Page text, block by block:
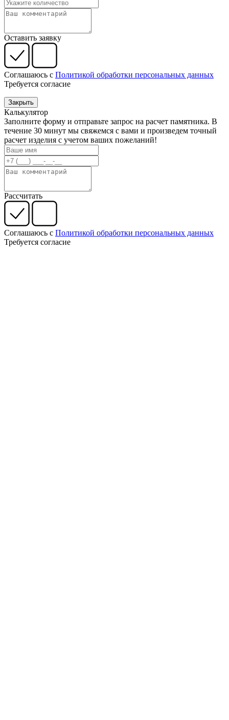
Оставить заявку
Соглашаюсь с Политикой обработки персональных данных
Требуется согласие
Закрыть
Калькулятор
Заполните форму и отправьте запрос на расчет памятника. В
течение 30 минут мы свяжемся с вами и произведем точный
расчет изделия с учетом ваших пожеланий!
Рассчитать
Соглашаюсь с Политикой обработки персональных данных
Требуется согласие